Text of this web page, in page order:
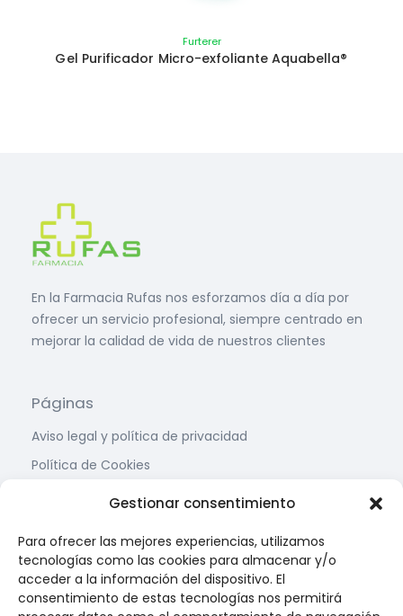
Gestionar consentimiento
Para ofrecer las mejores experiencias, utilizamos
tecnologías como las cookies para almacenar y/o
acceder a la información del dispositivo. El
consentimiento de estas tecnologías nos permitirá
Furterer
Gel Purificador Micro-exfoliante Aquabella®
En la Farmacia Rufas nos esforzamos día a día por
ofrecer un servicio profesional, siempre centrado en
mejorar la calidad de vida de nuestros clientes
Páginas
Aviso legal y política de privacidad
Política de Cookies
Condiciones de contratación
Contacto
Calle Teruel, Nº 8,
22005 Huesca